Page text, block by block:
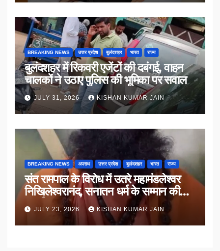
BREAKING NEWS उत्तर प्रदेश बुलंदशहर भारत राज्य
बुलंदशहर में रिकवरी एजेंटों की दबंगई, वाहन
चालकों ने उठाए पुलिस की भूमिका पर सवाल
JULY 31, 2026 KISHAN KUMAR JAIN
BREAKING NEWS अपराध उत्तर प्रदेश बुलंदशहर भारत राज्य
संत रामपाल के विरोध में उतरे महामंडलेश्वर
निखिलेश्वरानंद, सनातन धर्म के सम्मान की
उठाई मांग
JULY 23, 2026 KISHAN KUMAR JAIN